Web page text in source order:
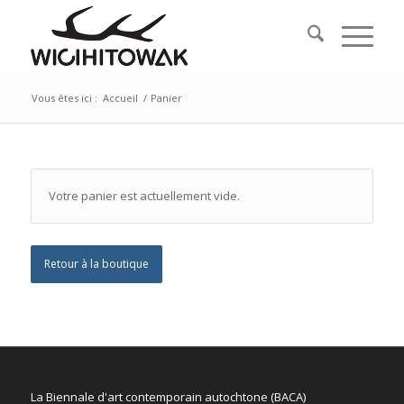
Vous êtes ici : Accueil / Panier
Votre panier est actuellement vide.
Retour à la boutique
La Biennale d'art contemporain autochtone (BACA)